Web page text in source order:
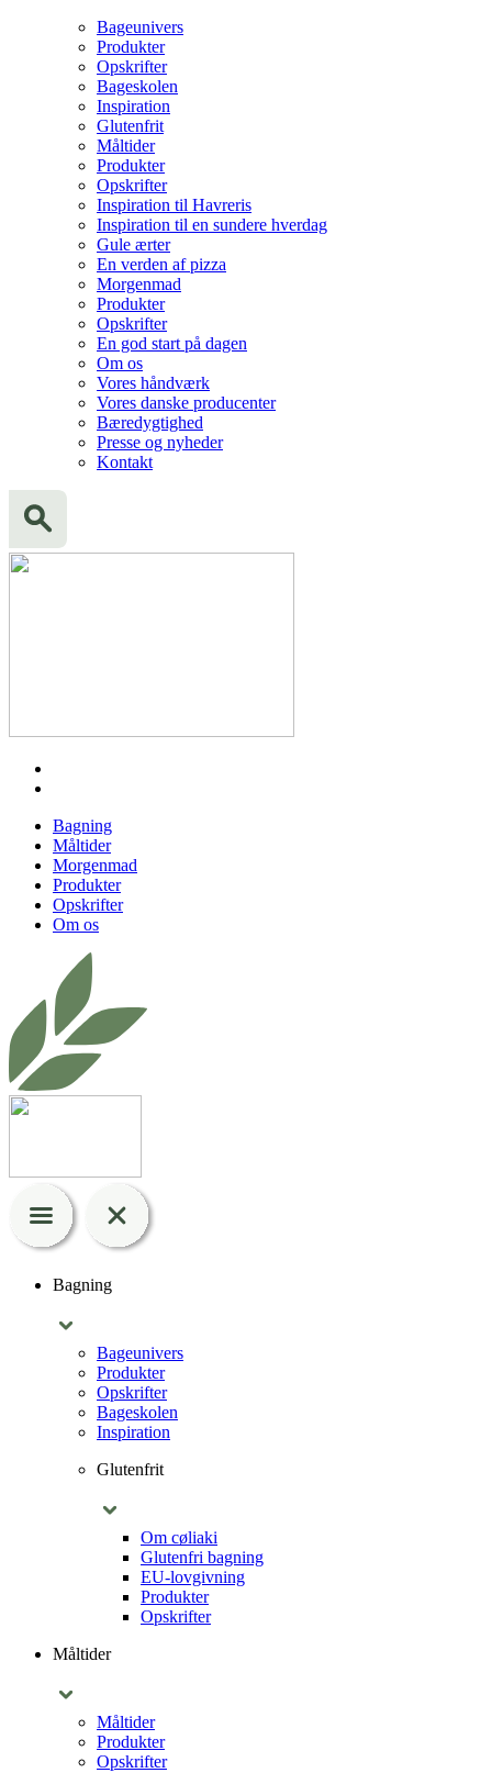
Bageunivers
Produkter
Opskrifter
Bageskolen
Inspiration
Glutenfrit
Måltider
Produkter
Opskrifter
Inspiration til Havreris
Inspiration til en sundere hverdag
Gule ærter
En verden af pizza
Morgenmad
Produkter
Opskrifter
En god start på dagen
Om os
Vores håndværk
Vores danske producenter
Bæredygtighed
Presse og nyheder
Kontakt
Bagning
Måltider
Morgenmad
Produkter
Opskrifter
Om os
Bagning
Bageunivers
Produkter
Opskrifter
Bageskolen
Inspiration
Glutenfrit
Om cøliaki
Glutenfri bagning
EU-lovgivning
Produkter
Opskrifter
Måltider
Måltider
Produkter
Opskrifter